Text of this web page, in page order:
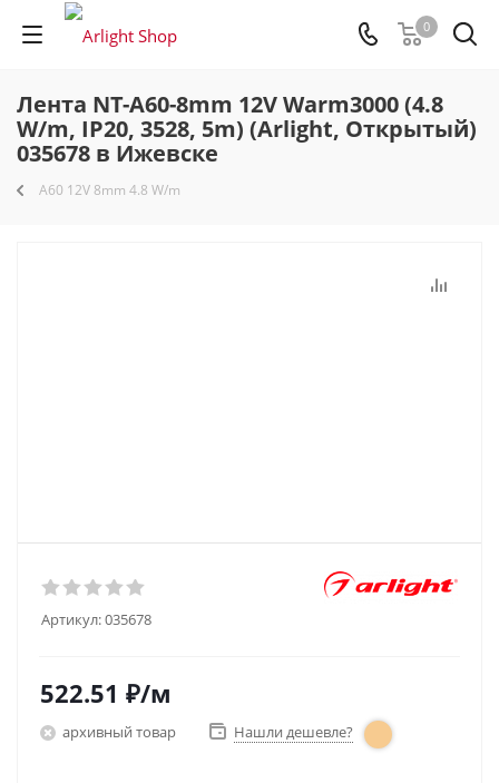
0
Лента NT-A60-8mm 12V Warm3000 (4.8
W/m, IP20, 3528, 5m) (Arlight, Открытый)
035678 в Ижевске
A60 12V 8mm 4.8 W/m
Артикул:035678
522.51 ₽/м
архивный товар Нашли дешевле?